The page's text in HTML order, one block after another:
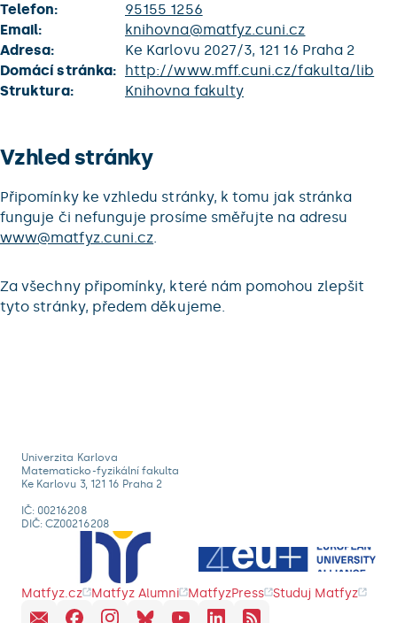
Telefon:
95155 1256
Email:
knihovna@matfyz.cuni.cz
Adresa:
Ke Karlovu 2027/3, 121 16 Praha 2
Domácí stránka: http://www.mff.cuni.cz/fakulta/lib
Struktura:
Knihovna fakulty
Vzhled stránky
Připomínky ke vzhledu stránky, k tomu jak stránka
funguje či nefunguje prosíme směřujte na adresu
www@matfyz.cuni.cz.
Za všechny připomínky, které nám pomohou zlepšit
tyto stránky, předem děkujeme.
Univerzita Karlova
Matematicko-fyzikální fakulta
Ke Karlovu 3, 121 16 Praha 2
IČ: 00216208
DIČ: CZ00216208
Matfyz.cz Matfyz Alumni MatfyzPress Studuj Matfyz